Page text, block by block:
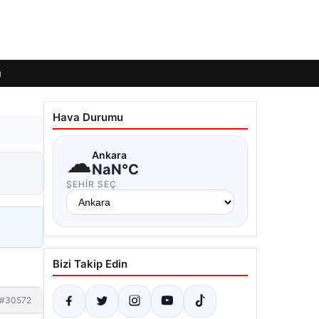
#30572
Hava Durumu
☁Ankara
NaN°C
ŞEHIR SEÇ
Bizi Takip Edin